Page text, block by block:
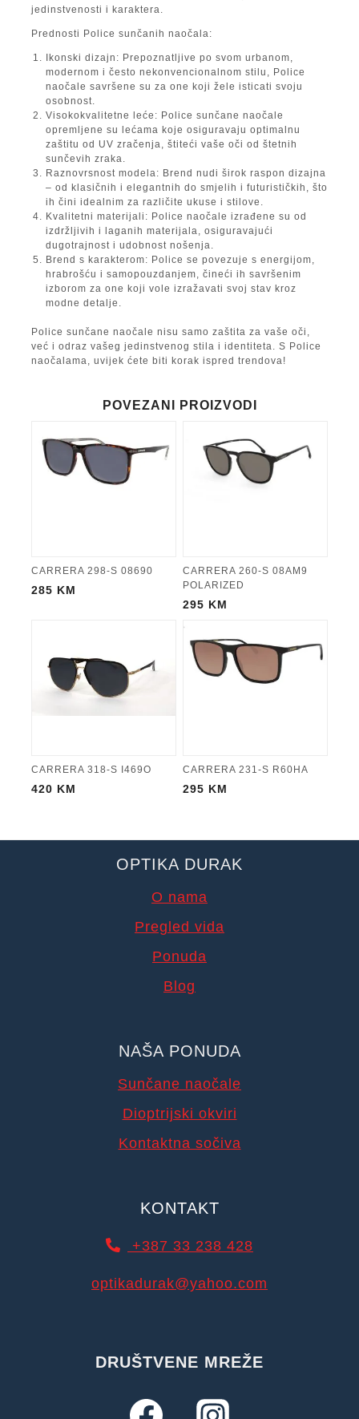
jedinstvenosti i karaktera.
Prednosti Police sunčanih naočala:
Ikonski dizajn: Prepoznatljive po svom urbanom,
modernom i često nekonvencionalnom stilu, Police
naočale savršene su za one koji žele isticati svoju
osobnost.
Visokokvalitetne leće: Police sunčane naočale
opremljene su lećama koje osiguravaju optimalnu
zaštitu od UV zračenja, štiteći vaše oči od štetnih
sunčevih zraka.
Raznovrsnost modela: Brend nudi širok raspon dizajna
– od klasičnih i elegantnih do smjelih i futurističkih, što
ih čini idealnim za različite ukuse i stilove.
Kvalitetni materijali: Police naočale izrađene su od
izdržljivih i laganih materijala, osiguravajući
dugotrajnost i udobnost nošenja.
Brend s karakterom: Police se povezuje s energijom,
hrabrošću i samopouzdanjem, čineći ih savršenim
izborom za one koji vole izražavati svoj stav kroz
modne detalje.
Police sunčane naočale nisu samo zaštita za vaše oči,
već i odraz vašeg jedinstvenog stila i identiteta. S Police
naočalama, uvijek ćete biti korak ispred trendova!
POVEZANI PROIZVODI
CARRERA 298-S 08690
285 KM
CARRERA 260-S 08AM9
POLARIZED
295 KM
CARRERA 318-S I469O
420 KM
CARRERA 231-S R60HA
295 KM
OPTIKA DURAK
O nama
Pregled vida
Ponuda
Blog
NAŠA PONUDA
Sunčane naočale
Dioptrijski okviri
Kontaktna sočiva
KONTAKT
+387 33 238 428
optikadurak@yahoo.com
DRUŠTVENE MREŽE